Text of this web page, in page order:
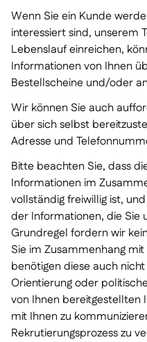
Wenn Sie ein Kunde
interessiert sind, unserem
Lebenslauf einreichen,
Informationen von Ihnen
Bestellscheine und/oder
Wir können Sie auch
über sich selbst
Adresse und
Bitte beachten Sie, dass
Informationen im
vollständig freiwillig ist,
der Informationen, die Sie
Grundregel fordern wir
Sie im Zusammenhang
benötigen diese auch
Orientierung oder
von Ihnen bereitgestellten
mit Ihnen zu
Rekrutierungsprozess zu